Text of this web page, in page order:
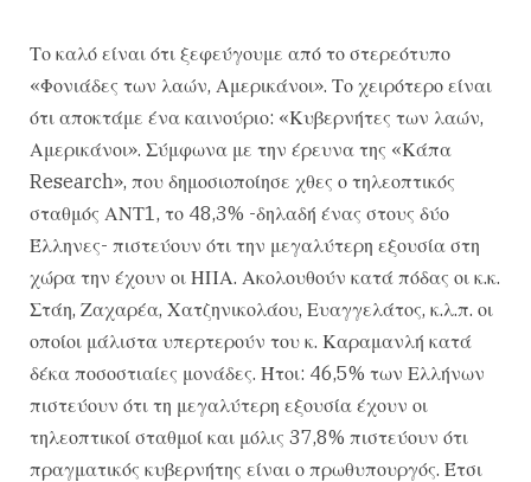
Το καλό είναι ότι ξεφεύγουμε από το στερεότυπο
«Φονιάδες των λαών, Αμερικάνοι». Το χειρότερο είναι
ότι αποκτάμε ένα καινούριο: «Κυβερνήτες των λαών,
Αμερικάνοι». Σύμφωνα με την έρευνα της «Κάπα
Research», που δημοσιοποίησε χθες ο τηλεοπτικός
σταθμός ΑΝΤ1, το 48,3% -δηλαδή ένας στους δύο
Έλληνες- πιστεύουν ότι την μεγαλύτερη εξουσία στη
χώρα την έχουν οι ΗΠΑ. Ακολουθούν κατά πόδας οι κ.κ.
Στάη, Ζαχαρέα, Χατζηνικολάου, Ευαγγελάτος, κ.λ.π. οι
οποίοι μάλιστα υπερτερούν του κ. Καραμανλή κατά
δέκα ποσοστιαίες μονάδες. Ήτοι: 46,5% των Ελλήνων
πιστεύουν ότι τη μεγαλύτερη εξουσία έχουν οι
τηλεοπτικοί σταθμοί και μόλις 37,8% πιστεύουν ότι
πραγματικός κυβερνήτης είναι ο πρωθυπουργός. Έτσι